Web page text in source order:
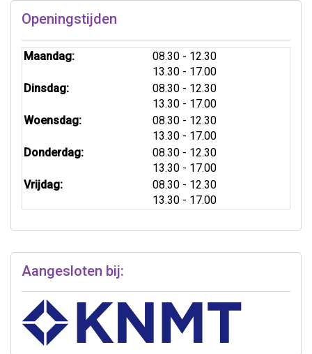
Openingstijden
Maandag: 08.30 tot
- 12.30
13.30 tot
- 17.00
Dinsdag:
08.30 tot
- 12.30
13.30 tot
- 17.00
Woensdag:
08.30 tot
- 12.30
13.30 tot
- 17.00
Donderdag:
08.30 tot
- 12.30
13.30 tot
- 17.00
Vrijdag:
08.30 tot
- 12.30
13.30 tot
- 17.00
Aangesloten bij: